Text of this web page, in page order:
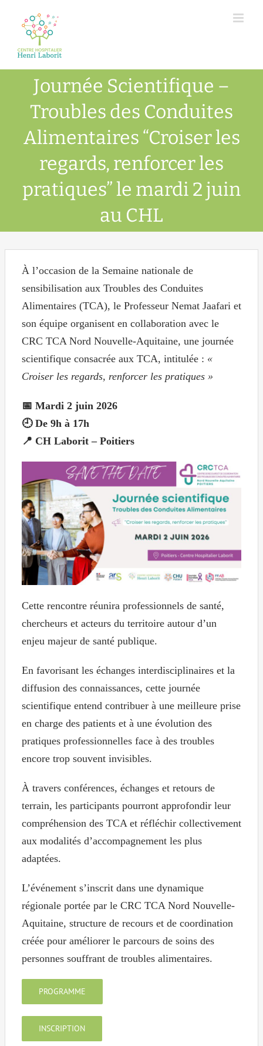
Journée Scientifique –
Troubles des Conduites
Alimentaires “Croiser les
regards, renforcer les
pratiques” le mardi 2 juin
au CHL
À l’occasion de la Semaine nationale de
sensibilisation aux Troubles des Conduites
Alimentaires (TCA), le Professeur Nemat Jaafari et
son équipe organisent en collaboration avec le
CRC TCA Nord Nouvelle-Aquitaine, une journée
scientifique consacrée aux TCA, intitulée : «
Croiser les regards, renforcer les pratiques »
📅 Mardi 2 juin 2026
🕘 De 9h à 17h
📍 CH Laborit – Poitiers
Cette rencontre réunira professionnels de santé,
chercheurs et acteurs du territoire autour d’un
enjeu majeur de santé publique.
En favorisant les échanges interdisciplinaires et la
diffusion des connaissances, cette journée
scientifique entend contribuer à une meilleure prise
en charge des patients et à une évolution des
pratiques professionnelles face à des troubles
encore trop souvent invisibles.
À travers conférences, échanges et retours de
terrain, les participants pourront approfondir leur
compréhension des TCA et réfléchir collectivement
aux modalités d’accompagnement les plus
adaptées.
L’événement s’inscrit dans une dynamique
régionale portée par le CRC TCA Nord Nouvelle-
Aquitaine, structure de recours et de coordination
créée pour améliorer le parcours de soins des
personnes souffrant de troubles alimentaires.
PROGRAMME
INSCRIPTION